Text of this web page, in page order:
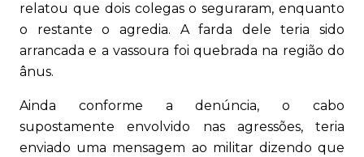
relatou que dois colegas o seguraram, enquanto
o restante o agredia. A farda dele teria sido
arrancada e a vassoura foi quebrada na região do
ânus.
Ainda conforme a denúncia, o cabo
supostamente envolvido nas agressões, teria
enviado uma mensagem ao militar dizendo que